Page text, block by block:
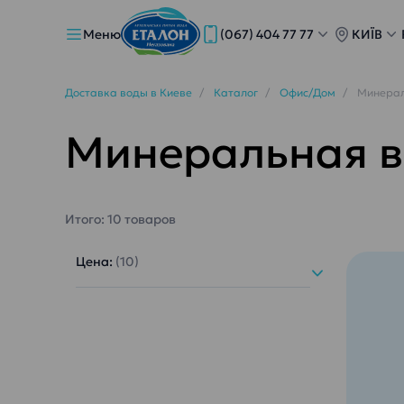
Меню (067) 404 77 77 КИЇВ
Доставка воды в Киеве Каталог Офис/Дом
Минеральная
Итого: 10 товаров
Цена: (10)